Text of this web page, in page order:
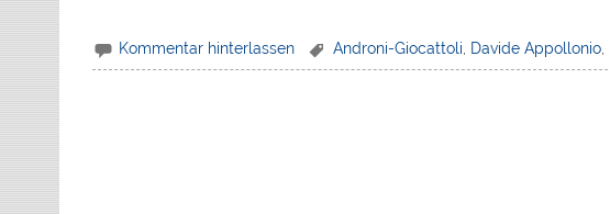
Kommentar hinterlassen Androni-Giocattoli Davide Appollonio,